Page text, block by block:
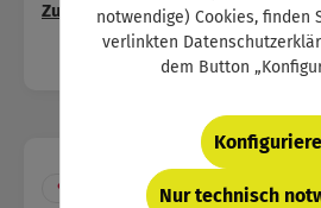
Zum Produkt →
•
notwendige) Cookies, finden
verlinkten
dem Button
Nur technisch